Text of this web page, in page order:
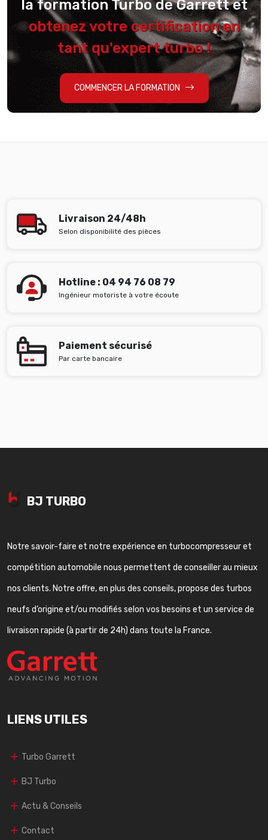
la formation Turbo de Garrett et
obtenez votre certification en
tant qu'expert turbo !
COMMENCER LA FORMATION
Livraison 24/48h
Selon disponibilité des pièces
Hotline : 04 94 76 08 79
Ingénieur motoriste à votre écoute
Paiement sécurisé
Par carte bancaire
BJ TURBO
Notre savoir-faire et notre expérience en turbocompresseur et
compétition automobile nous permettent de conseiller au mieux
nos clients. Notre offre, en plus des conseils, propose des turbos
neufs d’origine et/ou modifiés selon vos besoins et un service de
livraison rapide (à partir de 24h) dans toute la France.
LIENS UTILES
Turbo Garrett
BJ Turbo
Actu & Conseils
Contact